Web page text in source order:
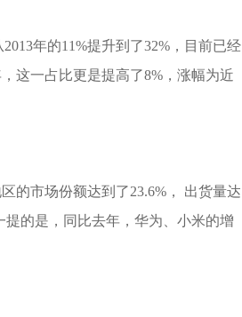
年的11%提升到了32%，目前已经
这一占比更是提高了8%，涨幅为近
的市场份额达到了23.6%， 出货量达
的是，同比去年，华为、小米的增